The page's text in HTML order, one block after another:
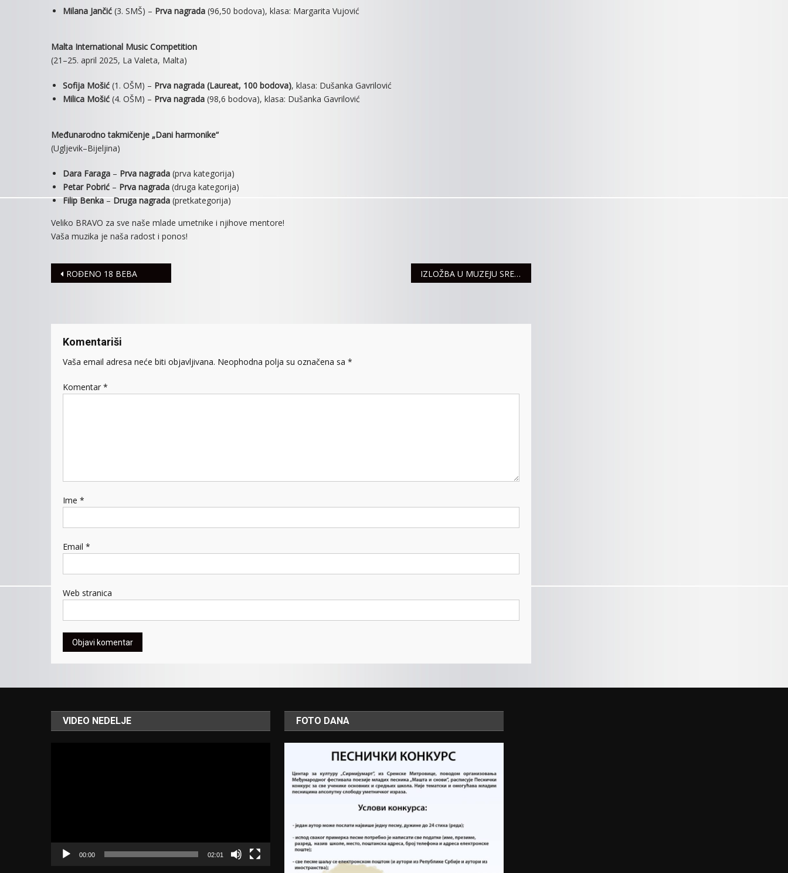
Milana Jančić (3. SMŠ) – Prva nagrada (96,50 bodova), klasa: Margarita Vujović
Malta International Music Competition
(21–25. april 2025, La Valeta, Malta)
Sofija Mošić (1. OŠM) – Prva nagrada (Laureat, 100 bodova), klasa: Dušanka Gavrilović
Milica Mošić (4. OŠM) – Prva nagrada (98,6 bodova), klasa: Dušanka Gavrilović
Međunarodno takmičenje „Dani harmonike“
(Ugljevik–Bijeljina)
Dara Faraga – Prva nagrada (prva kategorija)
Petar Pobrić – Prva nagrada (druga kategorija)
Filip Benka–Druga nagrada (pretkategorija)
Veliko BRAVO za sve naše mlade umetnike i njihove mentore!
Vaša muzika je naša radost i ponos!
Navigacija
ROĐENO 18 BEBA IZLOŽBA U MUZEJU SREMA
Komentariši
Vaša email adresa neće biti objavljivana. Neophodna polja su označena sa *
Komentar *
Ime *
Email *
Web stranica
VIDEO NEDELJE
00:00 02:01
FOTO DANA